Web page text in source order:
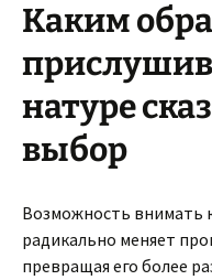
Каким
натуре
выбор
Возможность внимать
радикально меняет
превращая его более